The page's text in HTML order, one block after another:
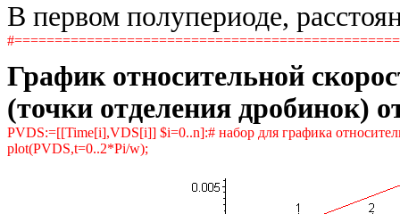
В первом полупериоде,
График относительной
(точки отделения дробинок)
PVDS:=[[Time[i],VDS[i]] $i=0..n]:# набор для графика
plot(PVDS,t=0..2*Pi/w);